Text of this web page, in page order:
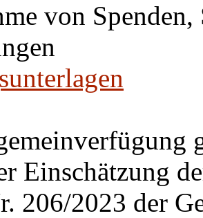
von
Einschätzung
206/2023 der